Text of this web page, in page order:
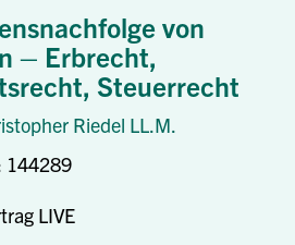
von
– Erbrecht,
Steuerrecht
Riedel LL.M.
144289
LIVE